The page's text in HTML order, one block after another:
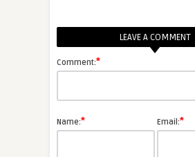
LEAVE A COMMENT
Comment:*
Name:* Email:*